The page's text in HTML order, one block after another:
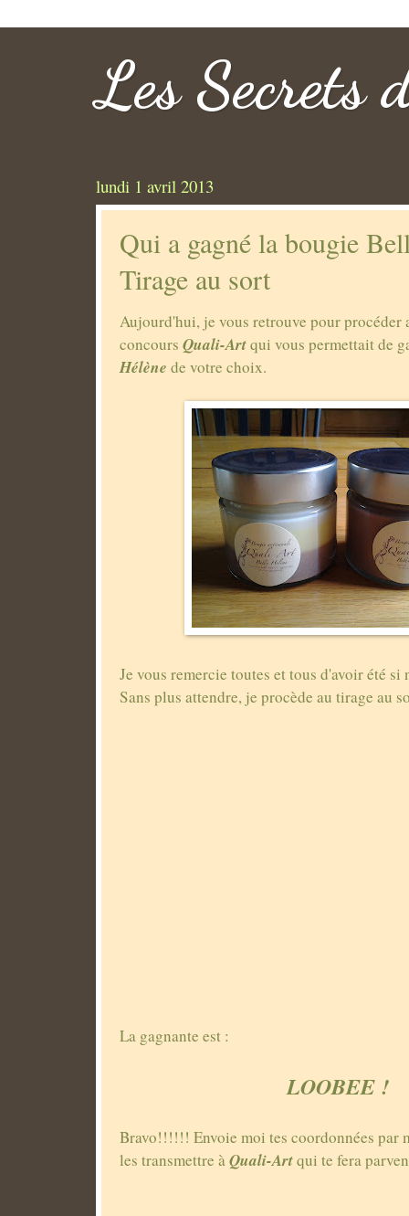
Les Secrets
lundi 1 avril 2013
Qui a gagné la bougie
Tirage au sort
Aujourd'hui, je vous retrouve pour procéder
concours Quali-Artqui vous permettait de
Hélène de votre choix.
Je vous remercie toutes et tous d'avoir été
Sans plus attendre, je procède au tirage au
La gagnante est :
LOOBEE !
Bravo!!!!!! Envoie moi tes coordonnées par
les transmettre àQuali-Artqui te fera